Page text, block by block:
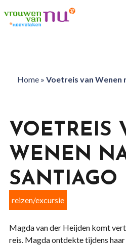
Home» Voetreis van Wenen
VOETREIS
WENEN
SANTIAGO
reizen/excursie
Magda van der Heijden komt
reis. Magda ontdekte tijdens